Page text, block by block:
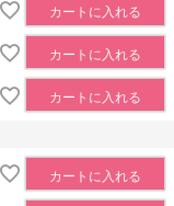
カートに入れる
カートに入れる
カートに入れる
カートに入れる